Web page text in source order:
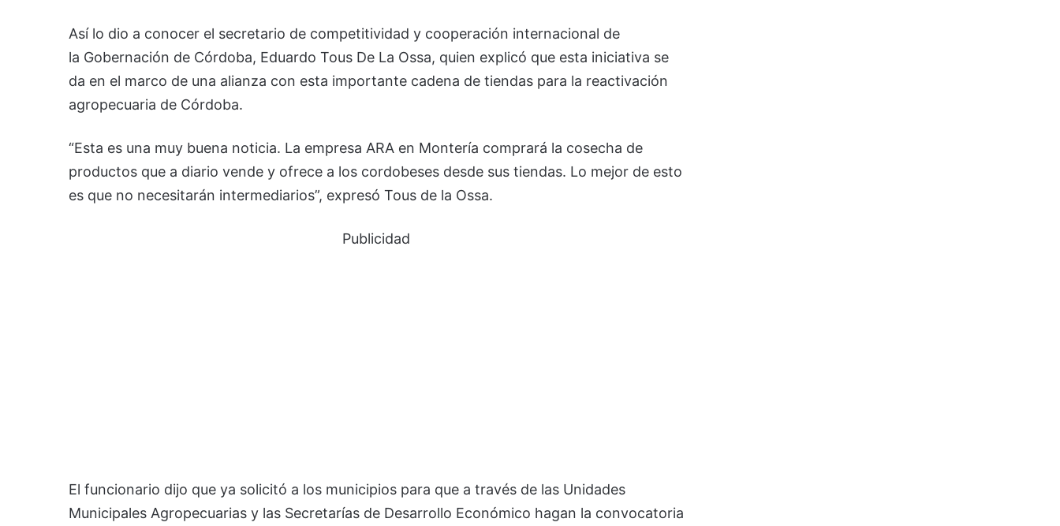
Así lo dio a conocer el secretario de competitividad y cooperación internacional de
la Gobernación de Córdoba, Eduardo Tous De La Ossa, quien explicó que esta iniciativa se
da en el marco de una alianza con esta importante cadena de tiendas para la reactivación
agropecuaria de Córdoba.
“Esta es una muy buena noticia. La empresa ARA en Montería comprará la cosecha de
productos que a diario vende y ofrece a los cordobeses desde sus tiendas. Lo mejor de esto
es que no necesitarán intermediarios”, expresó Tous de la Ossa.
Publicidad
El funcionario dijo que ya solicitó a los municipios para que a través de las Unidades
Municipales Agropecuarias y las Secretarías de Desarrollo Económico hagan la convocatoria